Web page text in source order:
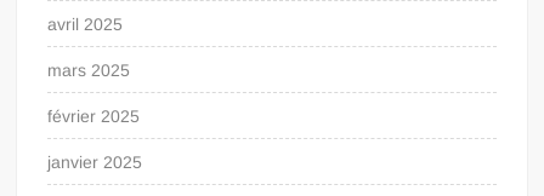
avril 2025
mars 2025
février 2025
janvier 2025